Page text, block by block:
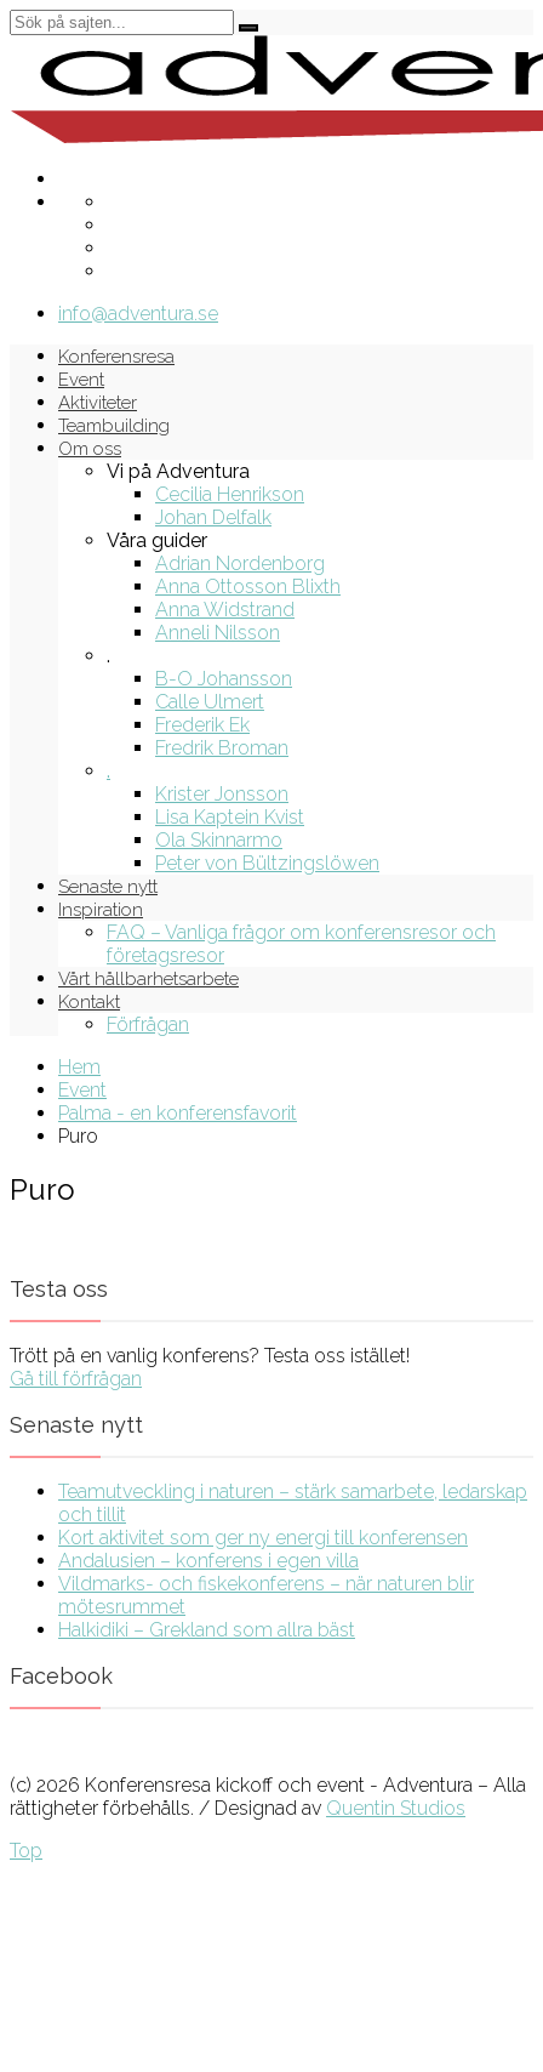
info@adventura.se
Konferensresa
Event
Aktiviteter
Teambuilding
Om oss
Vi på Adventura
Cecilia Henrikson
Johan Delfalk
Våra guider
Adrian Nordenborg
Anna Ottosson Blixth
Anna Widstrand
Anneli Nilsson
.
B-O Johansson
Calle Ulmert
Frederik Ek
Fredrik Broman
.
Krister Jonsson
Lisa Kaptein Kvist
Ola Skinnarmo
Peter von Bültzingslöwen
Senaste nytt
Inspiration
FAQ – Vanliga frågor om konferensresor och
företagsresor
Vårt hållbarhetsarbete
Kontakt
Förfrågan
Hem
Event
Palma - en konferensfavorit
Puro
Puro
Testa oss
Trött på en vanlig konferens? Testa oss istället!
Gå till förfrågan
Senaste nytt
Teamutveckling i naturen – stärk samarbete, ledarskap
och tillit
Kort aktivitet som ger ny energi till konferensen
Andalusien – konferens i egen villa
Vildmarks- och fiskekonferens – när naturen blir
mötesrummet
Halkidiki – Grekland som allra bäst
Facebook
(c) 2026 Konferensresa kickoff och event - Adventura – Alla
rättigheter förbehålls. / Designad av Quentin Studios
Top